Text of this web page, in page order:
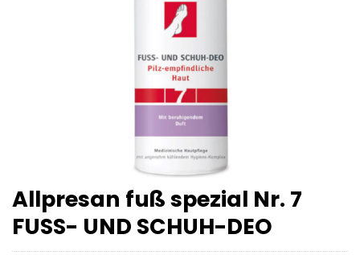
Allpresan fuß spezial Nr. 7
FUSS- UND SCHUH-DEO